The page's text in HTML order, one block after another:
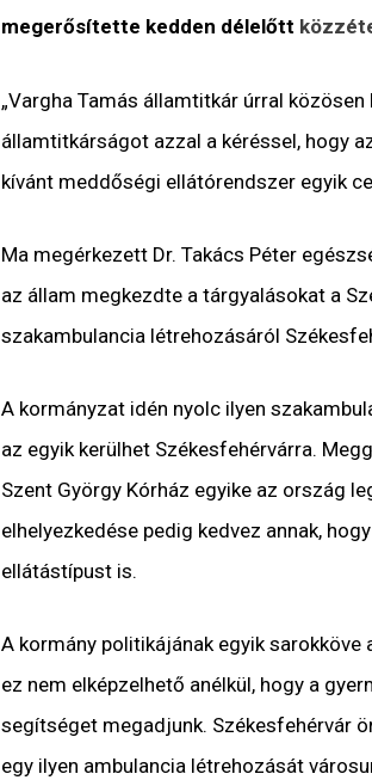
megerősítette kedden délelőtt
„Vargha Tamás államtitkár úrral
államtitkárságot azzal a kéréssel, hogy
kívánt meddőségi ellátórendszer egyik
Ma megérkezett Dr. Takács Péter
az állam megkezdte a tárgyalásokat a
szakambulancia létrehozásáról
A kormányzat idén nyolc ilyen
az egyik kerülhet Székesfehérvárra.
Szent György Kórház egyike az ország
elhelyezkedése pedig kedvez annak,
ellátástípust is.
A kormány politikájának egyik
ez nem elképzelhető anélkül, hogy a
segítséget megadjunk. Székesfehérvár
egy ilyen ambulancia létrehozását